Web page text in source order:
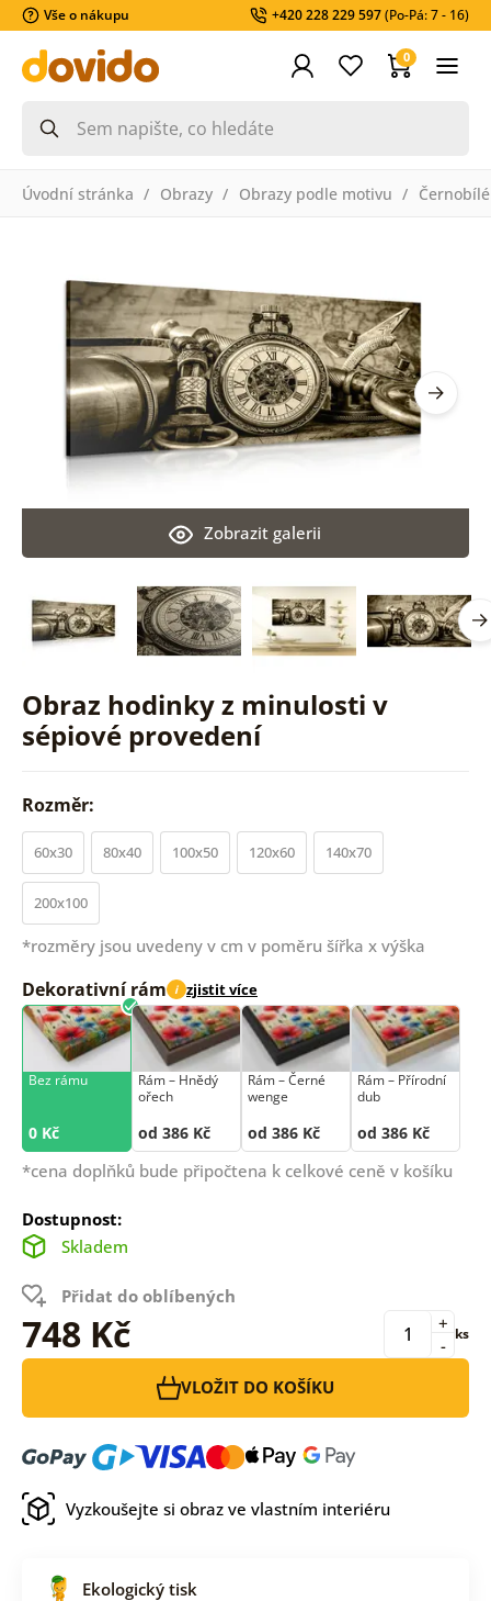
Vše o nákupu +420 228 229 597(Po-Pá: 7 - 16)
0
Úvodní stránka Obrazy Obrazy podle motivu
Obraz hodinky z minulosti v
sépiové provedení
Zobrazit galerii
Rozměr:
60x30 80x40 100x50 120x60 140x70
200x100
*rozměry jsou uvedeny v cm v poměru šířka x výška
Dekorativní rám i zjistit více
Bez rámu
0 Kč
Rám –⁠⁠⁠⁠⁠⁠ Hnědý
ořech
od 386 Kč
Rám –⁠⁠⁠⁠⁠⁠ Černé
wenge
od 386 Kč
Rám –⁠⁠⁠⁠⁠⁠ Přírodní
dub
od 386 Kč
*cena doplňků bude připočtena k celkové ceně v košíku
Dostupnost:
Skladem
Přidat do oblíbených
748 Kč -
+ ks
VLOŽIT DO KOŠÍKU
Vyzkoušejte si obraz ve vlastním interiéru
Ekologický tisk